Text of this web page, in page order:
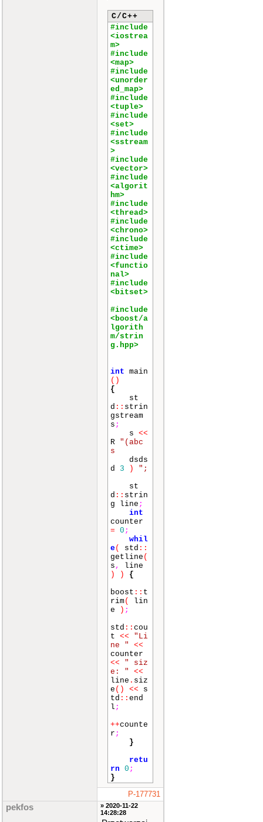
C/C++
#include
<iostrea
m>
#include
<map>
#include
<unorder
ed_map>
#include
<tuple>
#include
<set>
#include
<sstream
>
#include
<vector>
#include
<algorit
hm>
#include
<thread>
#include
<chrono>
#include
<ctime>
#include
<functio
nal>
#include
<bitset>
#include
<boost/a
lgorith
m/strin
g.hpp>
int main
()
{
st
d :: strin
gstream
s ;
s <<
R "(abc
s
dsds
d 3 )
";
st
d :: strin
g line ;
int
counter
= 0 ;
whil
e( std ::
getline (
s ,
line
)
)
{
boost :: t
rim(
lin
e
) ;
std :: cou
t <<
"Li
ne "
<<
counter
<<
" siz
e: "
<<
line . siz
e () << s
td :: end
l ;
++counte
r ;
}
retu
rn 0 ;
}
P-177731
pekfos
» 2020-11-22
14:28:28